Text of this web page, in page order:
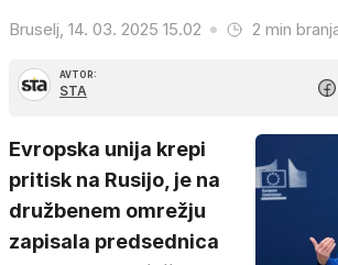
Bruselj, 14. 03. 2025 15.02 2 min
AVTOR:
STA
Evropska unija krepi
pritisk na Rusijo, je na
družbenem omrežju
zapisala predsednica